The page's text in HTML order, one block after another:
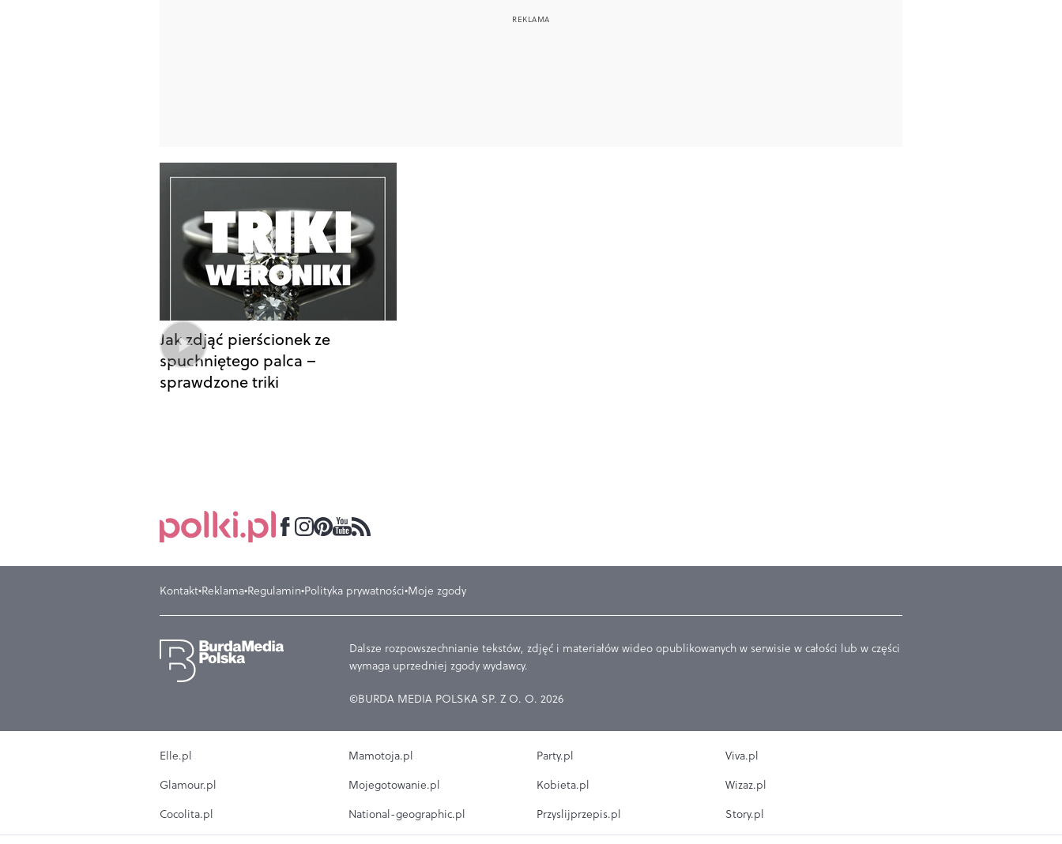
Jak zdjąć pierścionek ze
spuchniętego palca –
sprawdzone triki
Kontakt Reklama Regulamin Polityka prywatności Moje zgody
Dalsze rozpowszechnianie tekstów, zdjęć i materiałów wideo opublikowanych w serwisie w całości lub w części
wymaga uprzedniej zgody wydawcy.
©BURDA MEDIA POLSKA SP. Z O. O. 2026
Elle.pl
Glamour.pl
Cocolita.pl
Mamotoja.pl
Mojegotowanie.pl
National-geographic.pl
Party.pl
Kobieta.pl
Przyslijprzepis.pl
Viva.pl
Wizaz.pl
Story.pl